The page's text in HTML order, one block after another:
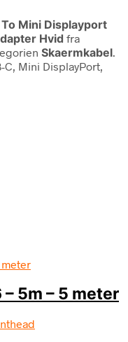
Mini Displayport
Hvid fra
Skaermkabel.
C, Mini DisplayPort,
5m – 5 meter